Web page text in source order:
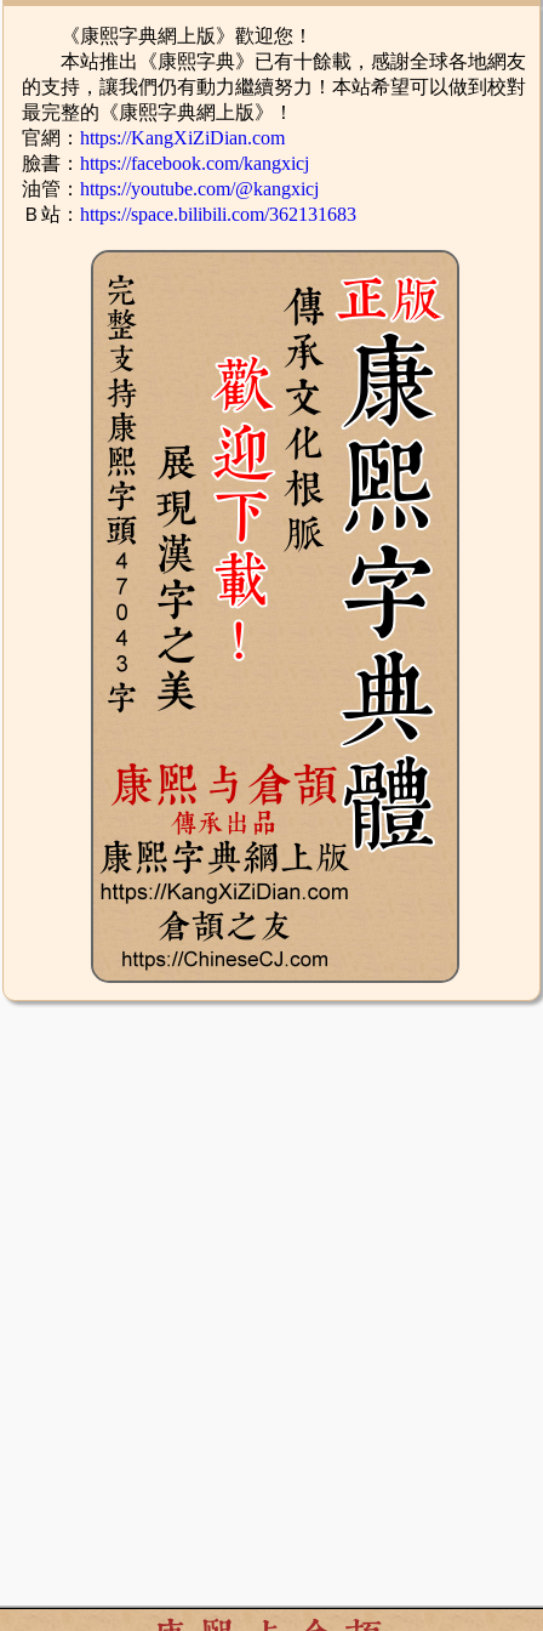
《康熙字典網上版》歡迎您！
本站推出《康熙字典》已有十餘載，感謝全球各地網友
的支持，讓我們仍有動力繼續努力！本站希望可以做到校對
最完整的《康熙字典網上版》！
官網：https://KangXiZiDian.com
臉書：https://facebook.com/kangxicj
油管：https://youtube.com/@kangxicj
Ｂ站：https://space.bilibili.com/362131683